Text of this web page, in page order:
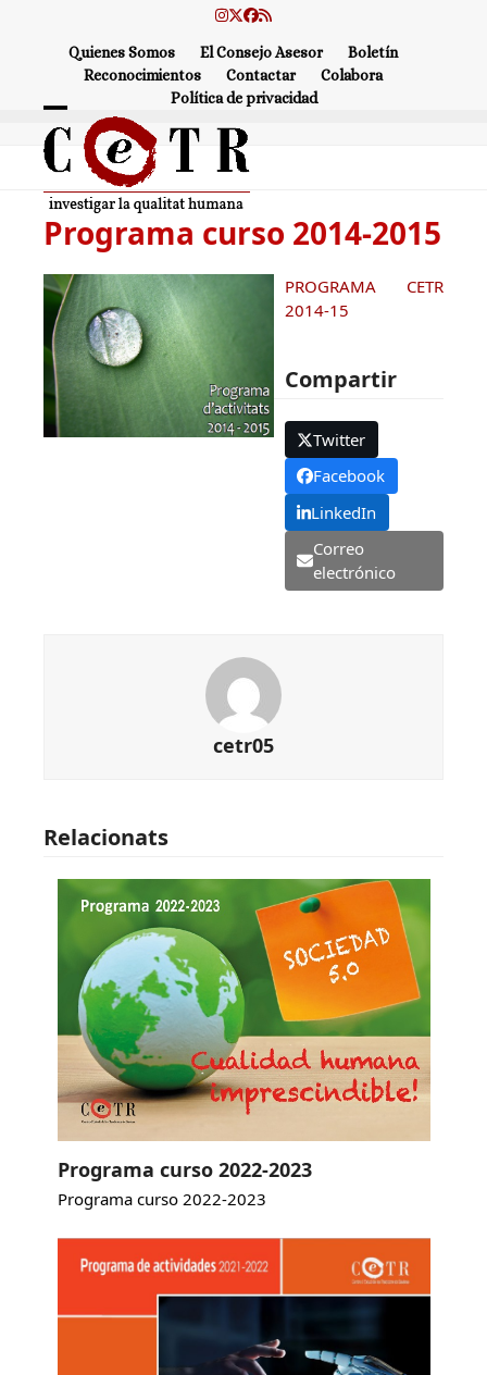
Instagram
Twitter
Facebook
RSS
Quienes Somos El Consejo Asesor
Boletín
Reconocimientos
Contactar
Colabora
Política de privacidad
Open
mobile
menu
Close
mobile
menu
Programa curso 2014-2015
PROGRAMA CETR
2014-15
Compartir
Twitter
Facebook
LinkedIn
Correo
electrónico
cetr05
Relacionats
Programa curso 2022-2023
Programa curso 2022-2023